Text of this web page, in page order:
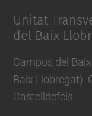
Unitat
del Baix
Campus del
Baix Llobregat).
Castelldefels